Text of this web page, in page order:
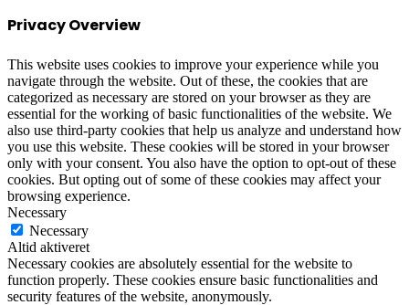
Privacy Overview
This website uses cookies to improve your experience while you
navigate through the website. Out of these, the cookies that are
categorized as necessary are stored on your browser as they are
essential for the working of basic functionalities of the website. We
also use third-party cookies that help us analyze and understand how
you use this website. These cookies will be stored in your browser
only with your consent. You also have the option to opt-out of these
cookies. But opting out of some of these cookies may affect your
browsing experience.
Necessary
Necessary
Altid aktiveret
Necessary cookies are absolutely essential for the website to
function properly. These cookies ensure basic functionalities and
security features of the website, anonymously.